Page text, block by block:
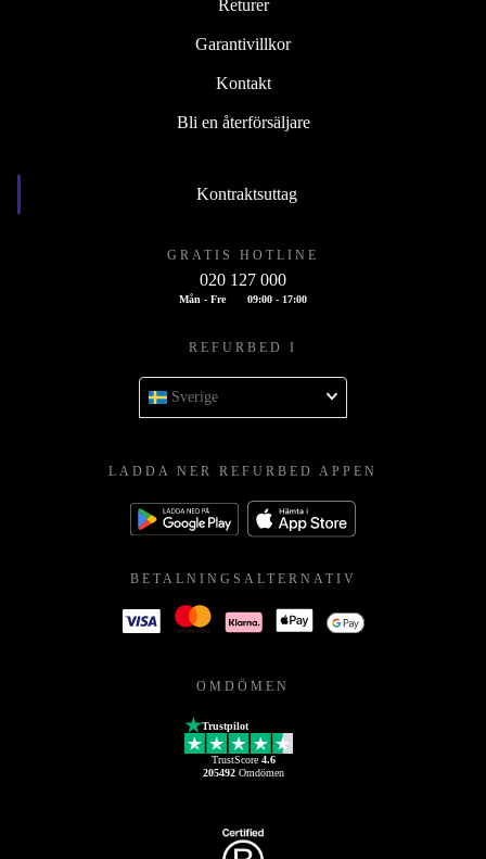
Returer
Garantivillkor
Kontakt
Bli en återförsäljare
Kontraktsuttag
GRATIS HOTLINE
020 127 000
Mån - Fre 09:00 - 17:00
REFURBED I
Sverige
LADDA NER REFURBED APPEN
BETALNINGSALTERNATIV
OMDÖMEN
Trustpilot
TrustScore 4.6
205492Omdömen